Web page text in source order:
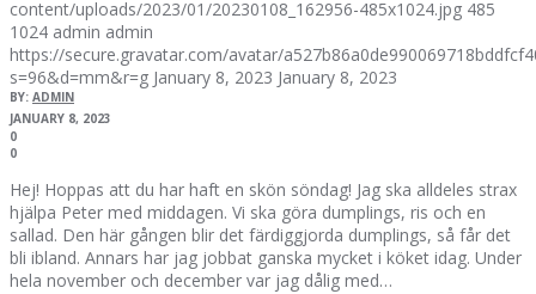
content/uploads/2023/01/20230108_162956-485x1024.jpg 485
1024 admin admin
https://secure.gravatar.com/avatar/
s=96&d=mm&r=g January 8, 2023 January 8, 2023
BY: ADMIN
JANUARY 8, 2023
0
0
Hej! Hoppas att du har haft en skön söndag! Jag ska alldeles strax
hjälpa Peter med middagen. Vi ska göra dumplings, ris och en
sallad. Den här gången blir det färdiggjorda dumplings, så får det
bli ibland. Annars har jag jobbat ganska mycket i köket idag. Under
hela november och december var jag dålig med…